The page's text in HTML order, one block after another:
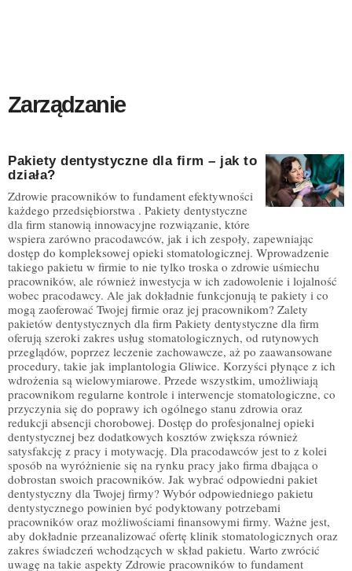
Zarządzanie
Pakiety dentystyczne dla firm – jak to
działa?
Zdrowie pracowników to fundament efektywności
każdego przedsiębiorstwa . Pakiety dentystyczne
dla firm stanowią innowacyjne rozwiązanie, które
wspiera zarówno pracodawców, jak i ich zespoły, zapewniając
dostęp do kompleksowej opieki stomatologicznej. Wprowadzenie
takiego pakietu w firmie to nie tylko troska o zdrowie uśmiechu
pracowników, ale również inwestycja w ich zadowolenie i lojalność
wobec pracodawcy. Ale jak dokładnie funkcjonują te pakiety i co
mogą zaoferować Twojej firmie oraz jej pracownikom? Zalety
pakietów dentystycznych dla firm Pakiety dentystyczne dla firm
oferują szeroki zakres usług stomatologicznych, od rutynowych
przeglądów, poprzez leczenie zachowawcze, aż po zaawansowane
procedury, takie jak implantologia Gliwice. Korzyści płynące z ich
wdrożenia są wielowymiarowe. Przede wszystkim, umożliwiają
pracownikom regularne kontrole i interwencje stomatologiczne, co
przyczynia się do poprawy ich ogólnego stanu zdrowia oraz
redukcji absencji chorobowej. Dostęp do profesjonalnej opieki
dentystycznej bez dodatkowych kosztów zwiększa również
satysfakcję z pracy i motywację. Dla pracodawców jest to z kolei
sposób na wyróżnienie się na rynku pracy jako firma dbająca o
dobrostan swoich pracowników. Jak wybrać odpowiedni pakiet
dentystyczny dla Twojej firmy? Wybór odpowiedniego pakietu
dentystycznego powinien być podyktowany potrzebami
pracowników oraz możliwościami finansowymi firmy. Ważne jest,
aby dokładnie przeanalizować ofertę klinik stomatologicznych oraz
zakres świadczeń wchodzących w skład pakietu. Warto zwrócić
uwagę na takie aspekty Zdrowie pracowników to fundament